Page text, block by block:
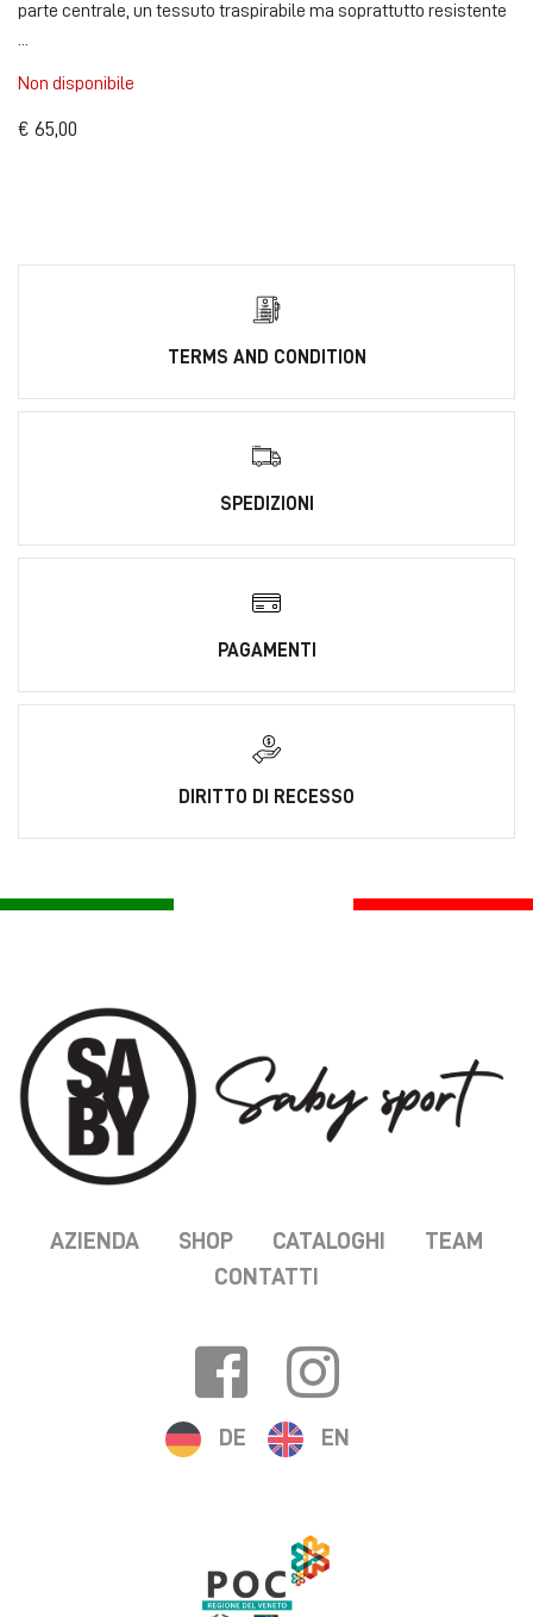
parte centrale, un tessuto traspirabile ma soprattutto resistente
Non disponibile
€ 65,00
TERMS AND CONDITION
SPEDIZIONI
PAGAMENTI
DIRITTO DI RECESSO
AZIENDA SHOP CATALOGHI
TEAM
CONTATTI
DE EN